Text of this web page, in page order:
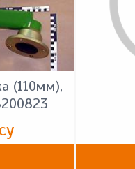
(110мм),